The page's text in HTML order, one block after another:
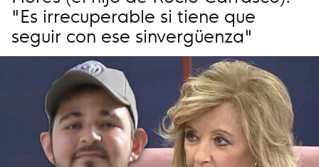
"Es irrecuperable si tiene que
seguir con ese sinvergüenza"